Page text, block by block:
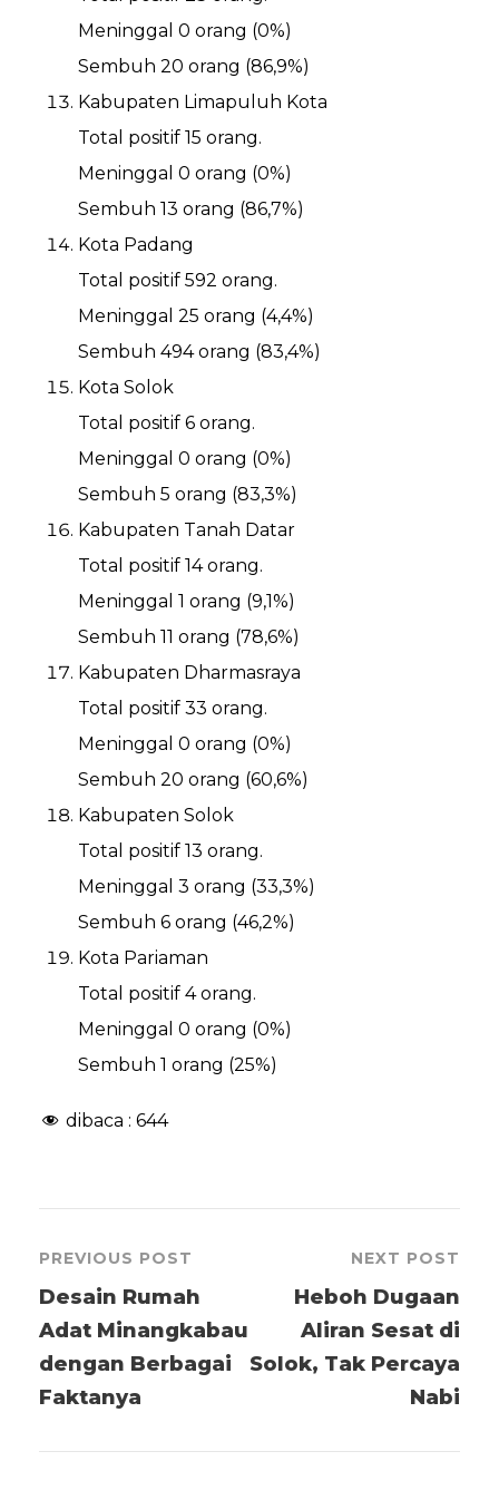
Meninggal 0 orang (0%)
Sembuh 20 orang (86,9%)
Kabupaten Limapuluh Kota
Total positif 15 orang.
Meninggal 0 orang (0%)
Sembuh 13 orang (86,7%)
Kota Padang
Total positif 592 orang.
Meninggal 25 orang (4,4%)
Sembuh 494 orang (83,4%)
Kota Solok
Total positif 6 orang.
Meninggal 0 orang (0%)
Sembuh 5 orang (83,3%)
Kabupaten Tanah Datar
Total positif 14 orang.
Meninggal 1 orang (9,1%)
Sembuh 11 orang (78,6%)
Kabupaten Dharmasraya
Total positif 33 orang.
Meninggal 0 orang (0%)
Sembuh 20 orang (60,6%)
Kabupaten Solok
Total positif 13 orang.
Meninggal 3 orang (33,3%)
Sembuh 6 orang (46,2%)
Kota Pariaman
Total positif 4 orang.
Meninggal 0 orang (0%)
Sembuh 1 orang (25%)
dibaca : 644
PREVIOUS POST
Desain Rumah
Adat Minangkabau
dengan Berbagai
Faktanya
NEXT POST
Heboh Dugaan
Aliran Sesat di
Solok, Tak Percaya
Nabi